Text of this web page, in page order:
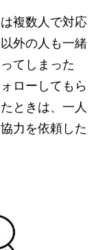
複数人で対応
外の人も一緒
てしまった
ローしてもら
ときは、一人
力を依頼した